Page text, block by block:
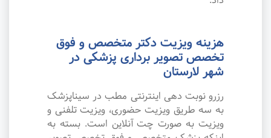
هزینه ویزیت دکتر متخصص و فوق
تخصص تصویر برداری پزشکی در
شهر لارستان
رزرو نوبت دهی اینترنتی مطب در سیناپزشک
به سه طریق ویزیت حضوری، ویزیت تلفنی و
ویزیت به صورت چت آنلاین است. بسته به